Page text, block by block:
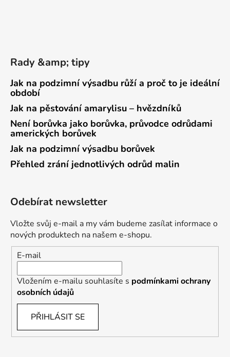
Rady &amp; tipy
Jak na podzimní výsadbu růží a proč to je ideální
období
Jak na pěstování amarylisu – hvězdníků
Není borůvka jako borůvka, průvodce odrůdami
amerických borůvek
Jak na podzimní výsadbu borůvek
Přehled zrání jednotlivých odrůd malin
Odebírat newsletter
Vložte svůj e-mail a my vám budeme zasílat informace o
nových produktech na našem e-shopu.
E-mail
Vložením e-mailu souhlasíte s podmínkami ochrany
osobních údajů
PŘIHLÁSIT SE